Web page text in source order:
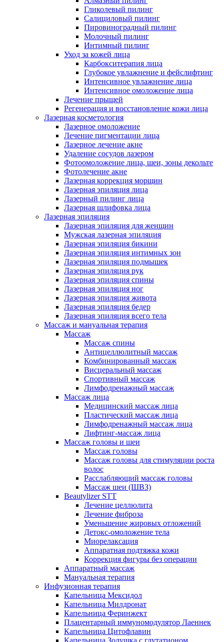
Гликолевый пилинг
Салициловый пилинг
Пировиноградный пилинг
Молочный пилинг
Интимный пилинг
Уход за кожей лица
Карбокситерапия лица
Глубокое увлажнение и фейслифтинг
Интенсивное увлажнение лица
Интенсивное омоложение лица
Лечение прыщей
Регенерация и восстановление кожи лица
Лазерная косметология
Лазерное омоложение
Лечение пигментации лица
Лазерное лечение акне
Удаление сосудов лазером
Фотоомоложение лица, шеи, зоны декольте
Фотолечение акне
Лазерная коррекция морщин
Лазерная эпиляция лица
Лазерный пилинг лица
Лазерная шлифовка лица
Лазерная эпиляция
Лазерная эпиляция для женщин
Мужская лазерная эпиляция
Лазерная эпиляция бикини
Лазерная эпиляция интимных зон
Лазерная эпиляция подмышек
Лазерная эпиляция рук
Лазерная эпиляция спины
Лазерная эпиляция ног
Лазерная эпиляция живота
Лазерная эпиляция бедер
Лазерная эпиляция всего тела
Массаж и мануальная терапия
Массаж
Массаж спины
Антицеллюлитный массаж
Комбинированный массаж
Висцеральный массаж
Спортивный массаж
Лимфодренажный массаж
Массаж лица
Медицинский массаж лица
Пластический массаж лица
Лимфодренажный массаж лица
Лифтинг-массаж лица
Массаж головы и шеи
Массаж головы
Массаж головы для стимуляции роста
волос
Расслабляющий массаж головы
Массаж шеи (ШВЗ)
Beautylizer STT
Лечение целлюлита
Лечение фиброза
Уменьшение жировых отложений
Детокс-омоложение тела
Миорелаксация
Аппаратная подтяжка кожи
Коррекция фигуры без операции
Аппаратный массаж
Мануальная терапия
Инфузионная терапия
Капельница Мексидол
Капельница Милдронат
Капельница Феринжект
Плацентарный иммуномодулятор Лаеннек
Капельница Цитофлавин
Капельница Золушка с глутатионом